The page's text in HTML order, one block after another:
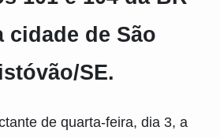
cidade de São
SE.
de quarta-feira, dia 3, a